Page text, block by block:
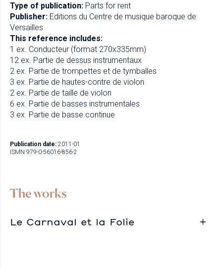
Type of publication: Parts for rent
Publisher: Editions du Centre de musique baroque de
Versailles
This reference includes:
1 ex. Conducteur (format 270x335mm)
12 ex. Partie de dessus instrumentaux
2 ex. Partie de trompettes et de tymballes
3 ex. Partie de hautes-contre de violon
2 ex. Partie de taille de violon
6 ex. Partie de basses instrumentales
3 ex. Partie de basse continue
Publication date: 2011-01
ISMN 979-0-56016-856-2
The works
Le Carnaval et la Folie